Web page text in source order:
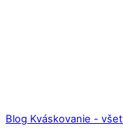
Blog Kváskovanie -